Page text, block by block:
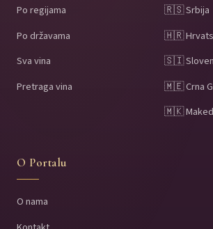
Po regijama
Po državama
Sva vina
Pretraga vina
🇷🇸 Srbija
🇭🇷
🇸🇮
🇲🇪 Crna
🇲🇰
O Portalu
O nama